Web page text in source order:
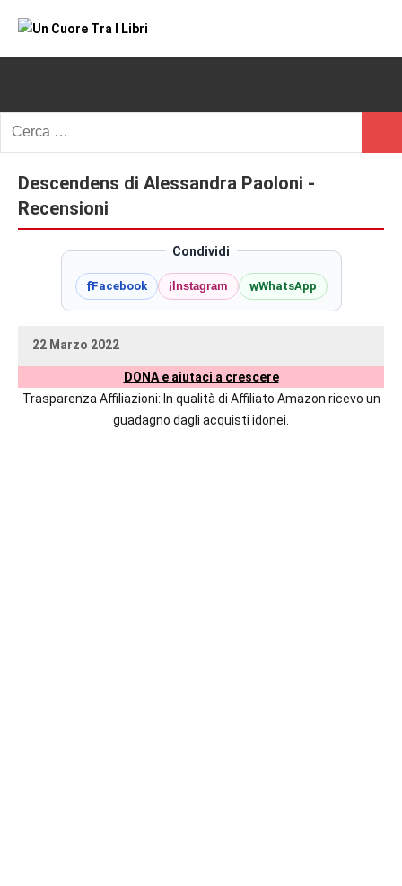
Un
Tra
I
Libri
romance
e
non
solo.
Recensioni,
delle
autrici
Descendens di Alessandra Paoloni -
Recensioni
Condividi
fFacebook i Instagram wWhatsApp
22 Marzo 2022
DONA e aiutaci a crescere
Trasparenza Affiliazioni: In qualità di Affiliato Amazon ricevo un
guadagno dagli acquisti idonei.